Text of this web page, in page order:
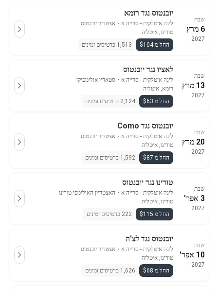
שבת
6 מרץ
2027
יובנטוס נגד רומא
ליגה איטלקית - סרייה א ・ אצטדיון יובנטוס
טורינו, איטליה
החל מ $104
1,513 כרטיסים זמינים
שבת
13 מרץ
2027
לאציו נגד יובנטוס
ליגה איטלקית - סרייה א ・ סטאדיו אולימפיקו
רומא, איטליה
החל מ $63
2,124 כרטיסים זמינים
שבת
20 מרץ
2027
יובנטוס נגד Como
ליגה איטלקית - סרייה א ・ אצטדיון יובנטוס
טורינו, איטליה
החל מ $87
1,592 כרטיסים זמינים
שבת
3 אפר'
2027
טורינו נגד יובנטוס
ליגה איטלקית - סרייה א ・ האצטדיון האולימפי טורינו
טורינו, איטליה
החל מ $115
222 כרטיסים זמינים
שבת
10 אפר'
2027
יובנטוס נגד לצ'ה
ליגה איטלקית - סרייה א ・ אצטדיון יובנטוס
טורינו, איטליה
החל מ $68
1,626 כרטיסים זמינים